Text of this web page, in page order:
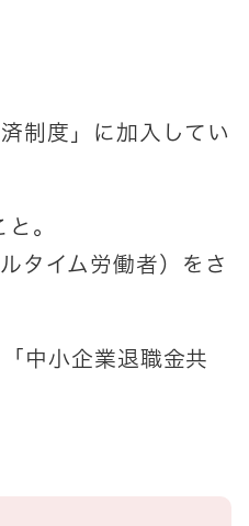
度」に加入してい
。
イム労働者）をさ
中小企業退職金共